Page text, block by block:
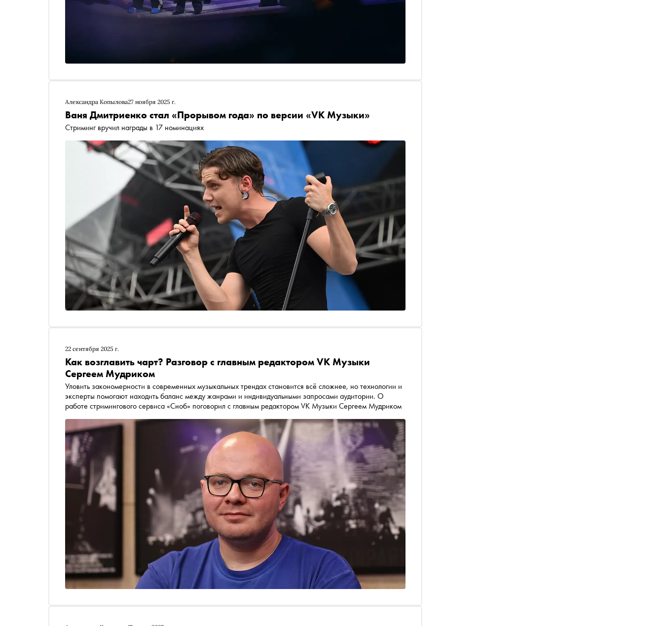
Александра Копылова27 ноября 2025 г.
Ваня Дмитриенко стал «Прорывом года» по версии «VK Музыки»
Стриминг вручил награды в 17 номинациях
22 сентября 2025 г.
Как возглавить чарт? Разговор с главным редактором VK Музыки
Сергеем Мудриком
Уловить закономерности в современных музыкальных трендах становится всё сложнее, но технологии и
эксперты помогают находить баланс между жанрами и индивидуальными запросами аудитории. О
работе стримингового сервиса «Сноб» поговорил с главным редактором VK Музыки Сергеем Мудриком